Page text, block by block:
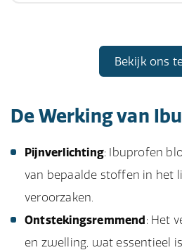
Bekijk ons
De Werking van
Pijnverlichting: Ibuprofen
van bepaalde stoffen in het
veroorzaken.
Ontstekingsremmend: Het
en zwelling, wat essentieel